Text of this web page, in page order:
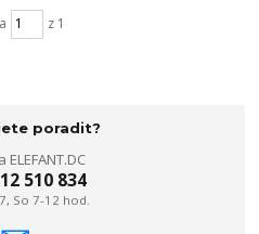
z 1
poradit?
510 834
So 7-12 hod.